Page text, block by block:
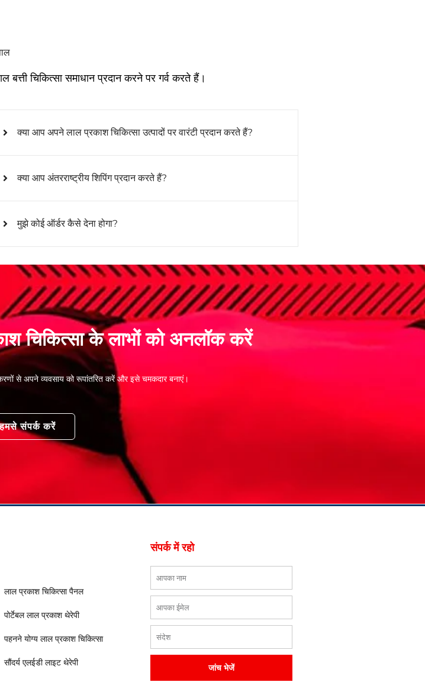
चिकित्सा समाधान प्रदान करने पर गर्व करते हैं।
क्या आप अपने लाल प्रकाश चिकित्सा उत्पादों पर वारंटी प्रदान करते हैं?
क्या आप अंतरराष्ट्रीय शिपिंग प्रदान करते हैं?
मुझे कोई ऑर्डर कैसे देना होगा?
चिकित्सा के लाभों को अनलॉक करें
से अपने व्यवसाय को रूपांतरित करें और इसे चमकदार बनाएं।
संपर्क करें
लाल प्रकाश चिकित्सा पैनल
पोर्टेबल लाल प्रकाश थेरेपी
पहनने योग्य लाल प्रकाश चिकित्सा
सौंदर्य एलईडी लाइट थेरेपी
संपर्क में रहो
संदेश
जांच भेजें